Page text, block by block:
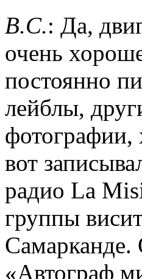
B.C.: Да,
очень
постоянно
лейблы,
фотографии,
вот
радио La
группы
Самарканде.
«Автограф